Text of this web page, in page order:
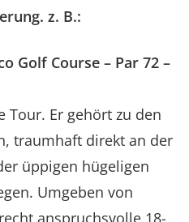
z. B.:
Golf Course – Par 72 –
Tour. Er gehört zu den
traumhaft direkt an der
üppigen hügeligen
Umgeben von